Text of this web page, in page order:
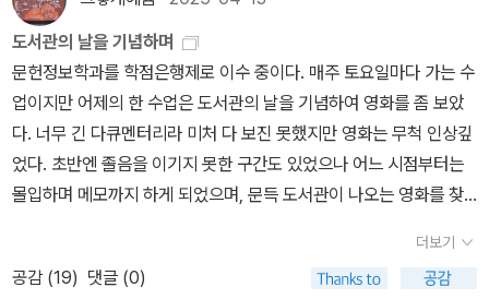
로 새겨진다. 그건 흡사 영화의 한 장면처럼 소설의 한 단락 같다. 직
접 본 것과 경험한 것, 들은 것을 충실하게 묘사하는데 모든 에너지를
집중하는 그의 글쓰기는 따라서 사려 깊다. ‘한번은’으로 시작하는 이
모든 문장은 사진에 찍힌 피사체를 함부로 소비하지 않기 위해, 현실
밖으로 던져버리지 않기 위해 적당한 중력을 만들어낸다. 그 힘에 사
로잡힌 사진들은 비로소, 현실감을 가지고 지금 여기의 이야기가 된
다. 빔 벤더스는 천상 예술가이자 철학자다. 그의 카메라는 렌즈의 뒤,
간과 장소와 사건들을아주 짤막한 몇 줄 문장으로 '이야기'로 만들어
낸다. 그 이야기들은 특별하지도 않지만 통속적이지도 않다.조악한
내 설명력으로 말하기 어려운,그가 그토록 나를 반하게 했던, 내 상상
력과 함께 만들어지는 감성적 표상들이 떠오른다.더군다나 영상이 아
닌 정지된 이미지는 더욱 많은 것을 상상하고 채워나가게끔 한다.표
지 사진인 (사랑해 마지않는) 이사벨라 로셀리니와 마틴 스콜세지의
사진만 보더라도,서로 다른 곳을 응시하며 서로 다른 표정을 짓는 두
진을 보며굳이 배우와 감독임을 알지 못하더라도 두 남녀의 이야기를
끝없이 궁금하게 하고보는 이로 하여금 뭔가 이야기로 채우고 싶게
도서관의 날을 기념하며
문헌정보학과를 학점은행제로 이수 중이다. 매주 토요일마다 가는 수
업이지만 어제의 한 수업은 도서관의 날을 기념하여 영화를 좀 보았
다. 너무 긴 다큐멘터리라 미처 다 보진 못했지만 영화는 무척 인상깊
었다. 초반엔 졸음을 이기지 못한 구간도 있었으나 어느 시점부터는
몰입하며 메모까지 하게 되었으며, 문득 도서관이 나오는 영화를 찾
터리 영화 <뉴욕 라이브러리에서>는 과연 문헌정보학과 관련이 없는
더보기
공감 (19) 댓글 (0)